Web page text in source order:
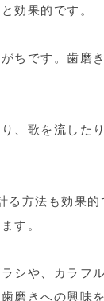
効果的です。
ちです。歯磨
、歌を流した
方法も効果
す。
シや、カラフ
磨きへの興味